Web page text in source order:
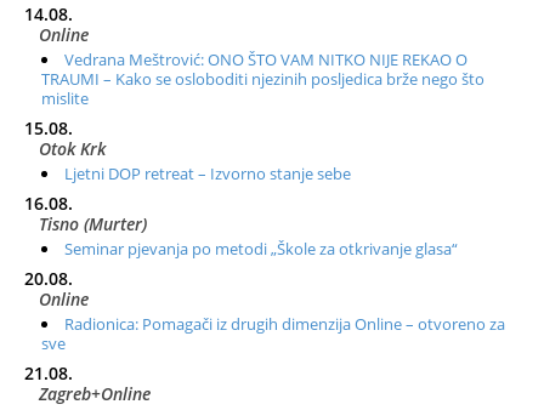
14.08.
Online
Vedrana Meštrović: ONO ŠTO VAM NITKO NIJE REKAO O
TRAUMI – Kako se osloboditi njezinih posljedica brže nego što
mislite
15.08.
Otok Krk
Ljetni DOP retreat – Izvorno stanje sebe
16.08.
Tisno (Murter)
Seminar pjevanja po metodi „Škole za otkrivanje glasa“
20.08.
Online
Radionica: Pomagači iz drugih dimenzija Online – otvoreno za
sve
21.08.
Zagreb+Online